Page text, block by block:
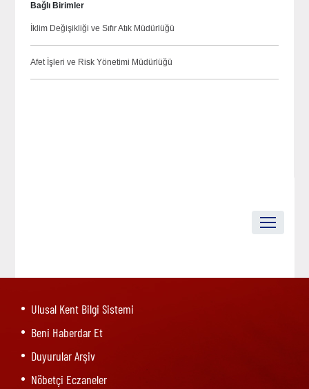
Bağlı Birimler
İklim Değişikliği ve Sıfır Atık Müdürlüğü
Afet İşleri ve Risk Yönetimi Müdürlüğü
Ulusal Kent Bilgi Sistemi
Beni Haberdar Et
Duyurular Arşiv
Nöbetçi Eczaneler